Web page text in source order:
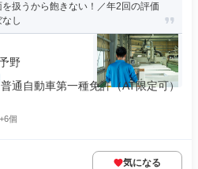
を扱うから飽きない！／年2回の評価
し
野
通自動車第一種免許（AT限定可）
+6個
気になる